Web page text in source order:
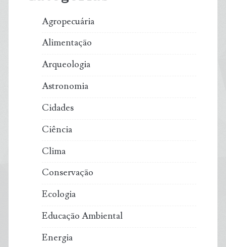
Agropecuária
Alimentação
Arqueologia
Astronomia
Cidades
Ciência
Clima
Conservação
Ecologia
Educação Ambiental
Energia